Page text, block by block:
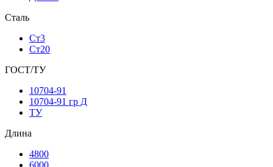
Сталь
Ст3
Ст20
ГОСТ/ТУ
10704-91
10704-91 гр Д
ТУ
Длина
4800
6000